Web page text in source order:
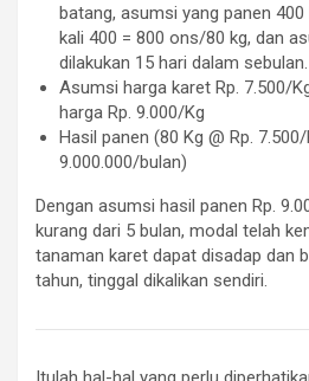
batang, asumsi yang panen
kali 400 = 800 ons/80 kg, dan
dilakukan 15 hari dalam sebulan.
Asumsi harga karet Rp. 7.500/
harga Rp. 9.000/Kg
Hasil panen (80 Kg @ Rp.
9.000.000/bulan)
Dengan asumsi hasil panen Rp.
kurang dari 5 bulan, modal telah
tanaman karet dapat disadap dan
tahun, tinggal dikalikan sendiri.